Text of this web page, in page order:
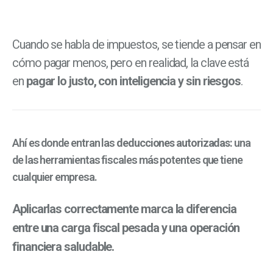
Cuando se habla de impuestos, se tiende a pensar en
cómo pagar menos, pero en realidad, la clave está
en pagar lo justo, con inteligencia y sin riesgos.
Ahí es donde entran lasdeducciones autorizadas:una
de las herramientas fiscales más potentes que tiene
cualquier empresa.
Aplicarlas correctamente marca la diferencia
entre una carga fiscal pesada y una operación
financiera saludable.